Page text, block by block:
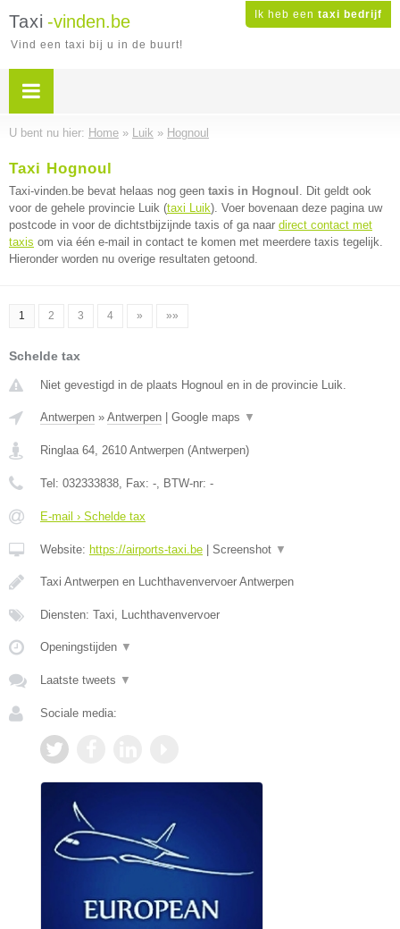
Ik heb een taxi bedrijf
Taxi -vinden.be
Vind een taxi bij u in de buurt!
U bent nu hier: Home » Luik » Hognoul
Taxi Hognoul
Taxi-vinden.be bevat helaas nog geen taxis in Hognoul . Dit geldt ook
voor de gehele provincie Luik (taxi Luik). Voer bovenaan deze pagina uw
postcode in voor de dichtstbijzijnde taxis of ga naar direct contact met
taxis om via één e-mail in contact te komen met meerdere taxis tegelijk.
Hieronder worden nu overige resultaten getoond.
1 2 3 4 » »»
Schelde tax
Niet gevestigd in de plaats Hognoul en in de provincie Luik.
Antwerpen » Antwerpen Google maps ▼
Ringlaa 64, 2610 Antwerpen (Antwerpen)
Tel: 032333838, Fax: -, BTW-nr: -
E-mail › Schelde tax
Website: https://airports-taxi.be Screenshot ▼
Taxi Antwerpen en Luchthavenvervoer Antwerpen
Diensten: Taxi, Luchthavenvervoer
Openingstijden ▼
Laatste tweets ▼
Sociale media: